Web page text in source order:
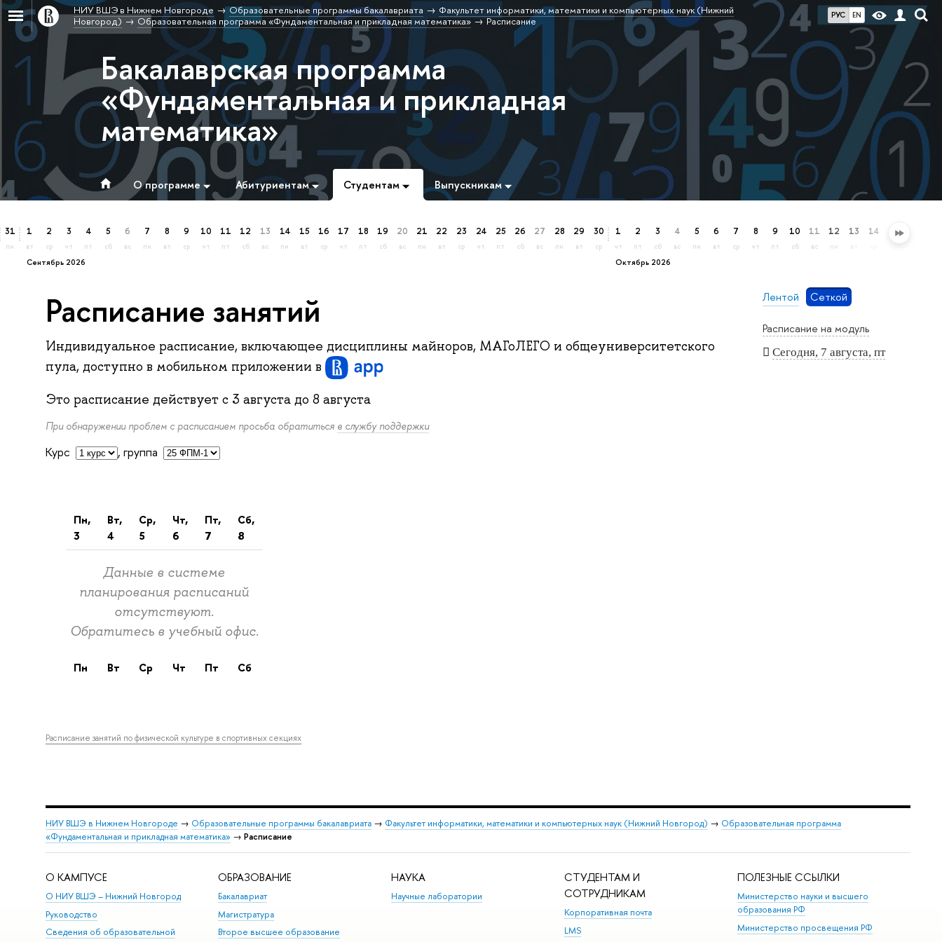
РУС EN
НИУ ВШЭ в Нижнем Новгороде Образовательные программы бакалавриата
Факультет информатики, математики и компьютерных наук (Нижний
Новгород)
Образовательная программа «Фундаментальная и прикладная математика» Расписание
Бакалаврская программа
«Фундаментальная и прикладная
математика»
О программе Абитуриентам Студентам Выпускникам
31
пн
сентябрь 2026
1
вт
2
ср
3
чт
4
пт
5
сб
6
вс
7
пн
8
вт
9
ср
10
чт
11
пт
12
сб
13
вс
14
пн
15
вт
16
ср
17
чт
18
пт
19
сб
20
вс
21
пн
22
вт
23
ср
24
чт
25
пт
26
сб
27
вс
28
пн
29
вт
30
ср
октябрь 2026
1
чт
2
пт
3
сб
4
вс
5
пн
6
вт
7
ср
8
чт
9
пт
10
сб
11
вс
12
пн
13 14 15
Лентой Сеткой
Расписание на модуль
Сегодня, 7 августа, пт
Расписание занятий
Индивидуальное расписание, включающее дисциплины майноров, МАГоЛЕГО и общеуниверситетского
пула, доступно в мобильном приложении в
Это расписание действует с 3 августадо 8 августа
При обнаружении проблем с расписанием просьба обратиться в службу поддержки
Курс , группа
пн,
3
вт,
4
ср,
5
чт,
6
пт,
7
сб,
8
Данные в системе
планирования расписаний
отсутствуют.
Обратитесь в учебный офис.
пн вт ср чт пт сб
Расписание занятий по физической культуре в спортивных секциях
НИУ ВШЭ в Нижнем Новгороде → Образовательные программы бакалавриата→ Факультет информатики, математики и компьютерных наук (Нижний Новгород) → Образовательная программа
«Фундаментальная и прикладная математика» → Расписание
О КАМПУСЕ
О НИУ ВШЭ – Нижний Новгород
Руководство
Сведения об образовательной
ОБРАЗОВАНИЕ
Бакалавриат
Магистратура
Второе высшее образование
НАУКА
Научные лаборатории
СТУДЕНТАМ И
СОТРУДНИКАМ
Корпоративная почта
LMS
ПОЛЕЗНЫЕ ССЫЛКИ
Министерство науки и высшего
образования РФ
Министерство просвещения РФ